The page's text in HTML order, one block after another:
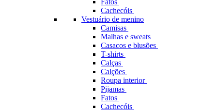
Fatos
Cachecóis
Vestuário de menino
Camisas
Malhas e sweats
Casacos e blusões
T-shirts
Calças
Calções
Roupa interior
Pijamas
Fatos
Cachecóis